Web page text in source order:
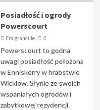
Posiadłość i ogrody
Powerscourt
Emigranci.ie 0
Powerscourt to godna
uwagi posiadłość położona
w Enniskerry w hrabstwie
Wicklow. Słynie ze swoich
wspaniałych ogrodów i
zabytkowej rezydencji.